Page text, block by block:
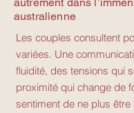
australienne
Les couples consultent
variées. Une
fluidité, des tensions qui
proximité qui change de
sentiment de ne plus être